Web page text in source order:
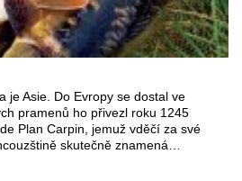
je Asie. Do Evropy se dostal ve
pramenů ho přivezl roku 1245
Plan Carpin, jemuž vděčí za své
skutečně znamená…